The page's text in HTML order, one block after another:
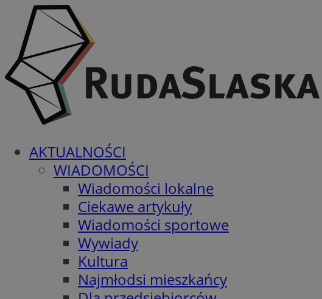
AKTUALNOŚCI
WIADOMOŚCI
Wiadomości lokalne
Ciekawe artykuły
Wiadomości sportowe
Wywiady
Kultura
Najmłodsi mieszkańcy